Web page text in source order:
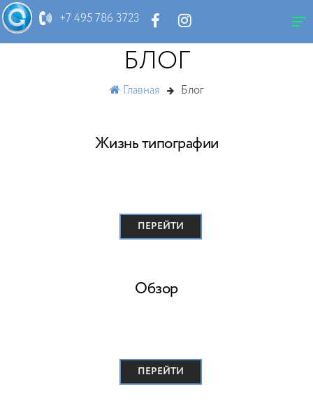
+7 495 786 3723
БЛОГ
Главная Блог
Жизнь типографии
ПЕРЕЙТИ
Обзор
ПЕРЕЙТИ